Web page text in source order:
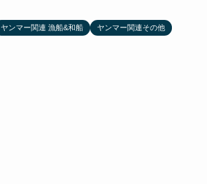
ヤンマー関連 漁船&和船 ヤンマー関連その他